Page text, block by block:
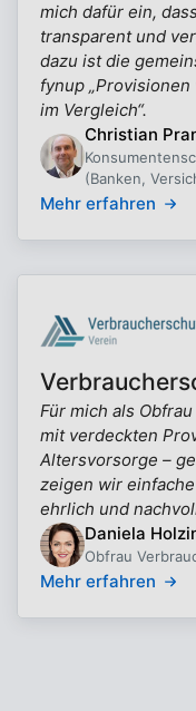
mich dafür ein,
transparent und
dazu ist die
fynup
im Vergleich“.
Christian
(Banken,
Mehr erfahren
Für mich als
mit verdeckten
Altersvorsorge –
zeigen wir
ehrlich und
Daniela
Obfrau
Mehr erfahren